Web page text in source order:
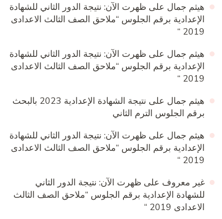
هيثم جمال على ظهرت الآن: نتيجة الدور الثاني للشهادة
الإعدادية برقم الجلوس “ملاحق الصف الثالث الاعدادى
2019 “
هيثم جمال على ظهرت الآن: نتيجة الدور الثاني للشهادة
الإعدادية برقم الجلوس “ملاحق الصف الثالث الاعدادى
2019 “
هيثم جمال على
نتيجة الشهادة الإعدادية 2023 بالبحث
برقم الجلوس الترم الثاني
هيثم جمال على ظهرت الآن: نتيجة الدور الثاني للشهادة
الإعدادية برقم الجلوس “ملاحق الصف الثالث الاعدادى
2019 “
غير معروف على ظهرت الآن: نتيجة الدور الثاني
للشهادة الإعدادية برقم الجلوس “ملاحق الصف الثالث
الاعدادى 2019 “